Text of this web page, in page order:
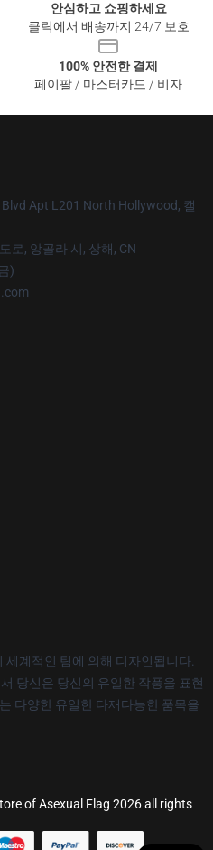
안심하고 쇼핑하세요
클릭에서 배송까지 24/7 보호
100% 안전한 결제
페이팔 / 마스터카드 / 비자
Apt L201 North Hollywood, 캘
로, 앙골라 시, 상해, CN
)
계적인 팀에 의해 디자인됩니다.
당신은 당신의 유일한 작풍을 표현
다양한 유일한 다재다능한 품목을
of Asexual Flag 2026 all rights